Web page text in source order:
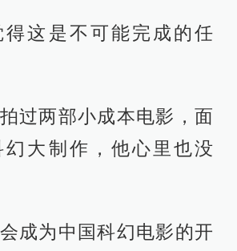
得这是不可能完成的任
过两部小成本电影，面
幻大制作，他心里也没
成为中国科幻电影的开